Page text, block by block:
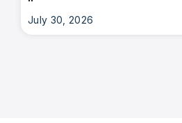
July 30, 2026